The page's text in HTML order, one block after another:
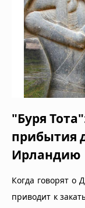
"Буря
прибытия
Ирландию
Когда говорят о
приводит к